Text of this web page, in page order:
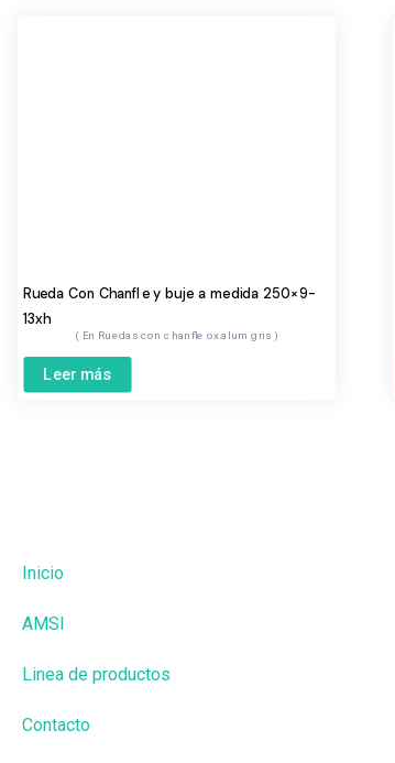
Rueda Con Chanfle y buje a medida 250×9-
13xh
Ruedas con chanfle ox.alum gris
Leer más
Inicio
AMSI
Linea de productos
Contacto